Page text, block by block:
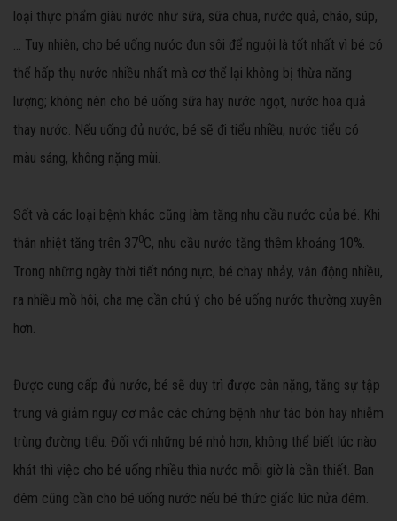
loại thực phẩm giàu nước như sữa, sữa chua, nước quả, cháo, súp,
… Tuy nhiên, cho bé uống nước đun sôi để nguội là tốt nhất vì bé có
thể hấp thụ nước nhiều nhất mà cơ thể lại không bị thừa năng
lượng; không nên cho bé uống sữa hay nước ngọt, nước hoa quả
thay nước. Nếu uống đủ nước, bé sẽ đi tiểu nhiều, nước tiểu có
màu sáng, không nặng mùi.
Sốt và các loại bệnh khác cũng làm tăng nhu cầu nước của bé. Khi
thân nhiệt tăng trên 370C, nhu cầu nước tăng thêm khoảng 10%.
Trong những ngày thời tiết nóng nực, bé chạy nhảy, vận động nhiều,
ra nhiều mồ hôi, cha mẹ cần chú ý cho bé uống nước thường xuyên
hơn.
Được cung cấp đủ nước, bé sẽ duy trì được cân nặng, tăng sự tập
trung và giảm nguy cơ mắc các chứng bệnh như táo bón hay nhiễm
trùng đường tiểu. Đối với những bé nhỏ hơn, không thể biết lúc nào
khát thì việc cho bé uống nhiều thìa nước mỗi giờ là cần thiết. Ban
đêm cũng cần cho bé uống nước nếu bé thức giấc lúc nửa đêm.